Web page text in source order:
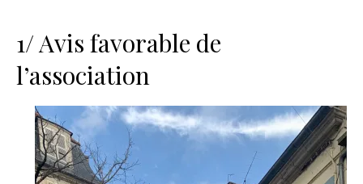
1/ Avis favorable de
l’association